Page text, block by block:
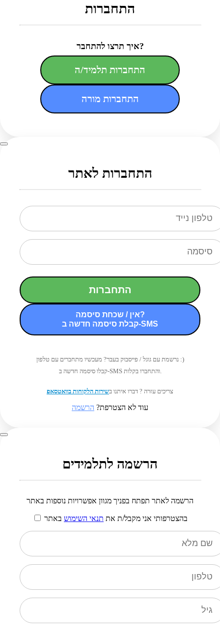
התחברות
איך תרצו להתחבר?
התחברות תלמיד/ה
התחברות מורה
התחברות לאתר
התחברות
אין / שכחת סיסמה?
קבלת סיסמה חדשה ב-SMS
נרשמת עם גוגל / פייסבוק בעבר? מעכשיו מתחברים עם טלפון :)
קבלו סיסמה חדשה ב-SMS והתחברו בקלות.
צריכים עזרה ? דברו איתנו בשירות הלקוחות בוואטסאפ
עוד לא הצטרפת? הרשמה
הרשמה לתלמידים
הרשמה לאתר תפתח בפניך מגוון אפשרויות נוספות באתר
בהצטרפותי אני מקבל/ת את תנאי השימוש באתר